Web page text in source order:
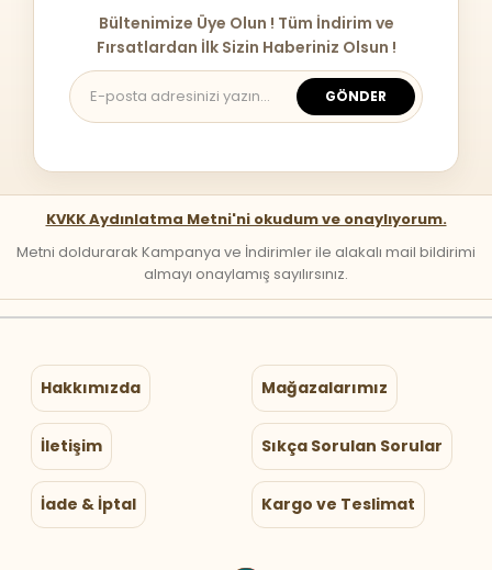
Bültenimize Üye Olun ! Tüm İndirim ve
Fırsatlardan İlk Sizin Haberiniz Olsun !
GÖNDER
KVKK Aydınlatma Metni'ni okudum ve onaylıyorum.
Metni doldurarak Kampanya ve İndirimler ile alakalı mail bildirimi
almayı onaylamış sayılırsınız.
Hakkımızda Mağazalarımız
İletişim Sıkça Sorulan Sorular
İade & İptal Kargo ve Teslimat